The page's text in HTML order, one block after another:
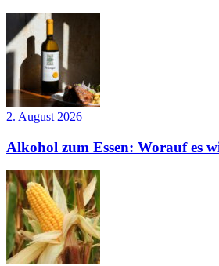
2. August 2026
Alkohol zum Essen: Worauf es